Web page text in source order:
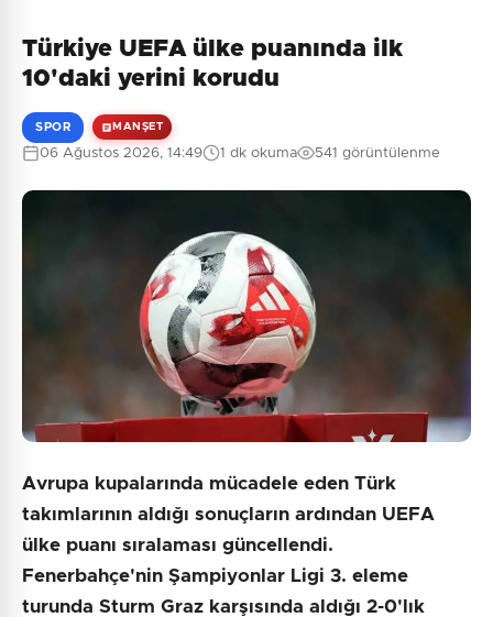
Türkiye UEFA ülke puanında ilk
10'daki yerini korudu
SPOR MANŞET
06 Ağustos 2026, 14:49 1 dk okuma 541 görüntülenme
Avrupa kupalarında mücadele eden Türk
takımlarının aldığı sonuçların ardından UEFA
ülke puanı sıralaması güncellendi.
Fenerbahçe'nin Şampiyonlar Ligi 3. eleme
turunda Sturm Graz karşısında aldığı 2-0'lık